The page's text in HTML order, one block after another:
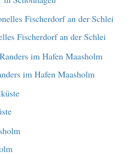
Fischerdorf an der Schlei
im Hafen Maasholm